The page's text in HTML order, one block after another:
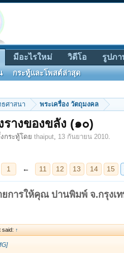
ศาสนา พระเครื่อง วัตถุมงคล
างของขลัง (๑๐)
กระทู้โดย thaiput, 13 กันยายน 2010.
11 12 13 14 15 16
การให้คุณ ปานพิมพ์ จ.กรุงเ
said: ↑
กระทู้และโพสต์ล่าสุด
มีอะไรใหม่ วิดีโอ รูปภา